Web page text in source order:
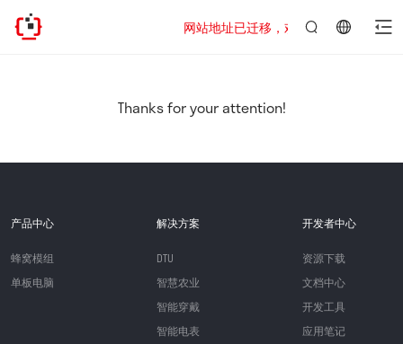
网站地址已迁移，欢迎访问新址：
Thanks for your attention!
产品中心
蜂窝模组
单板电脑
解决方案
DTU
智慧农业
智能穿戴
智能电表
开发者中心
资源下载
文档中心
开发工具
应用笔记